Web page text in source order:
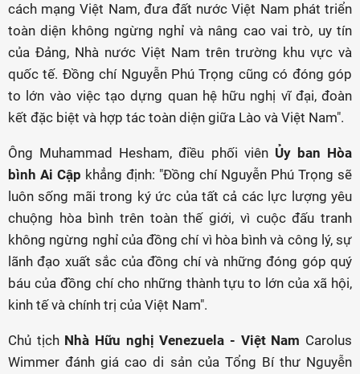
cách mạng Việt Nam, đưa đất nước Việt Nam phát triển
toàn diện không ngừng nghỉ và nâng cao vai trò, uy tín
của Đảng, Nhà nước Việt Nam trên trường khu vực và
quốc tế. Đồng chí Nguyễn Phú Trọng cũng có đóng góp
to lớn vào việc tạo dựng quan hệ hữu nghị vĩ đại, đoàn
kết đặc biệt và hợp tác toàn diện giữa Lào và Việt Nam".
Ông Muhammad Hesham, điều phối viên Ủy ban Hòa
bình Ai Cập khẳng định: "Đồng chí Nguyễn Phú Trọng sẽ
luôn sống mãi trong ký ức của tất cả các lực lượng yêu
chuộng hòa bình trên toàn thế giới, vì cuộc đấu tranh
không ngừng nghỉ của đồng chí vì hòa bình và công lý, sự
lãnh đạo xuất sắc của đồng chí và những đóng góp quý
báu của đồng chí cho những thành tựu to lớn của xã hội,
kinh tế và chính trị của Việt Nam".
Chủ tịchNhà Hữu nghị Venezuela - Việt Nam Carolus
Wimmer đánh giá cao di sản của Tổng Bí thư Nguyễn